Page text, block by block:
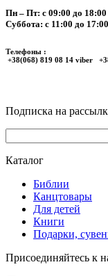
Пн – Пт: с 09:00 до 18:00
Суббота: с 11:00 до 17:00
Телефоны :
+38(068) 819 08 14 viber
Подписка на
Каталог
Библии
Канцтовары
Для детей
Книги
Подарки,
Присоединяйтесь к